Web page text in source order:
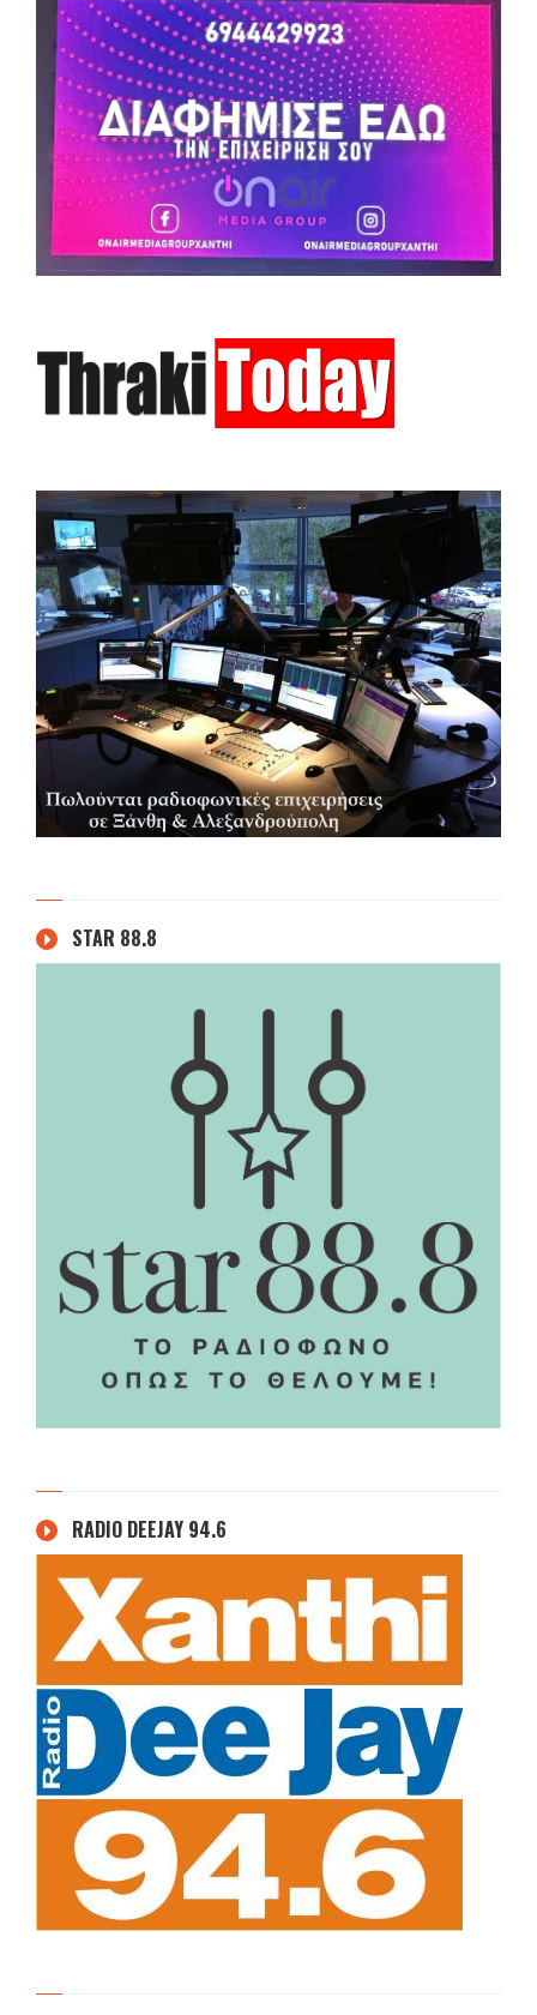
STAR 88.8
RADIO DEEJAY 94.6